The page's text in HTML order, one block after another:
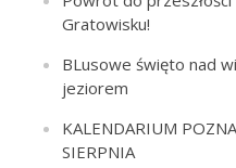
Gratowisku!
BLusowe święto nad
jeziorem
KALENDARIUM
SIERPNIA